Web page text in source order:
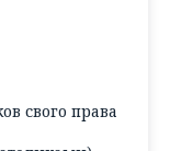
свого права